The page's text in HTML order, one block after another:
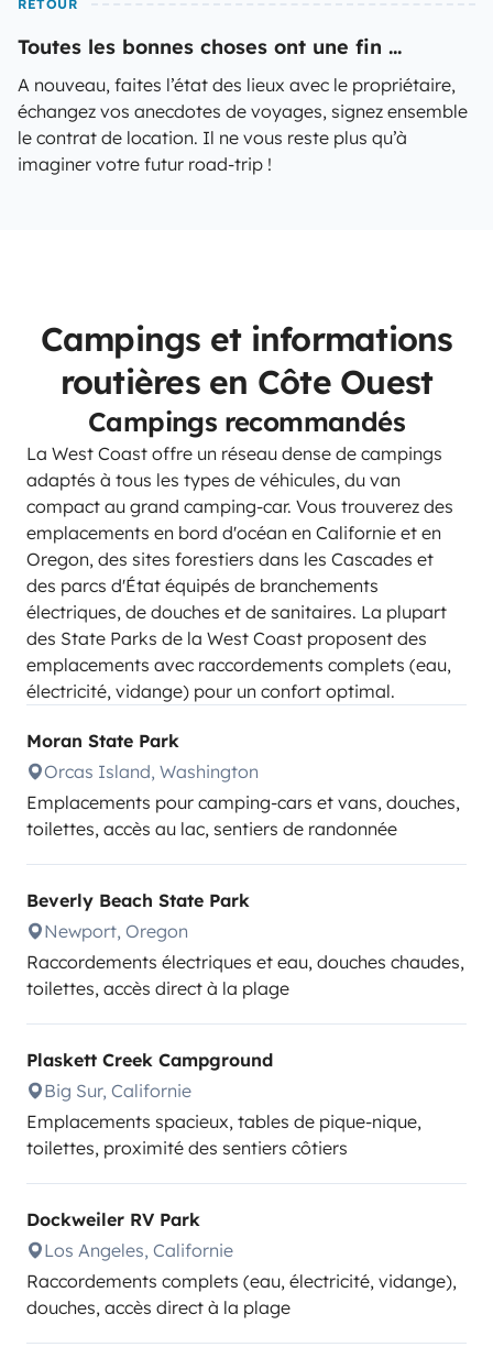
RETOUR
Toutes les bonnes choses ont une fin ...
A nouveau, faites l’état des lieux avec le propriétaire,
échangez vos anecdotes de voyages, signez ensemble
le contrat de location. Il ne vous reste plus qu’à
imaginer votre futur road-trip !
Campings et informations
routières en Côte Ouest
Campings recommandés
La West Coast offre un réseau dense de campings
adaptés à tous les types de véhicules, du van
compact au grand camping-car. Vous trouverez des
emplacements en bord d'océan en Californie et en
Oregon, des sites forestiers dans les Cascades et
des parcs d'État équipés de branchements
électriques, de douches et de sanitaires. La plupart
des State Parks de la West Coast proposent des
emplacements avec raccordements complets (eau,
électricité, vidange) pour un confort optimal.
Moran State Park
Orcas Island, Washington
Emplacements pour camping-cars et vans, douches,
toilettes, accès au lac, sentiers de randonnée
Beverly Beach State Park
Newport, Oregon
Raccordements électriques et eau, douches chaudes,
toilettes, accès direct à la plage
Plaskett Creek Campground
Big Sur, Californie
Emplacements spacieux, tables de pique-nique,
toilettes, proximité des sentiers côtiers
Dockweiler RV Park
Los Angeles, Californie
Raccordements complets (eau, électricité, vidange),
douches, accès direct à la plage